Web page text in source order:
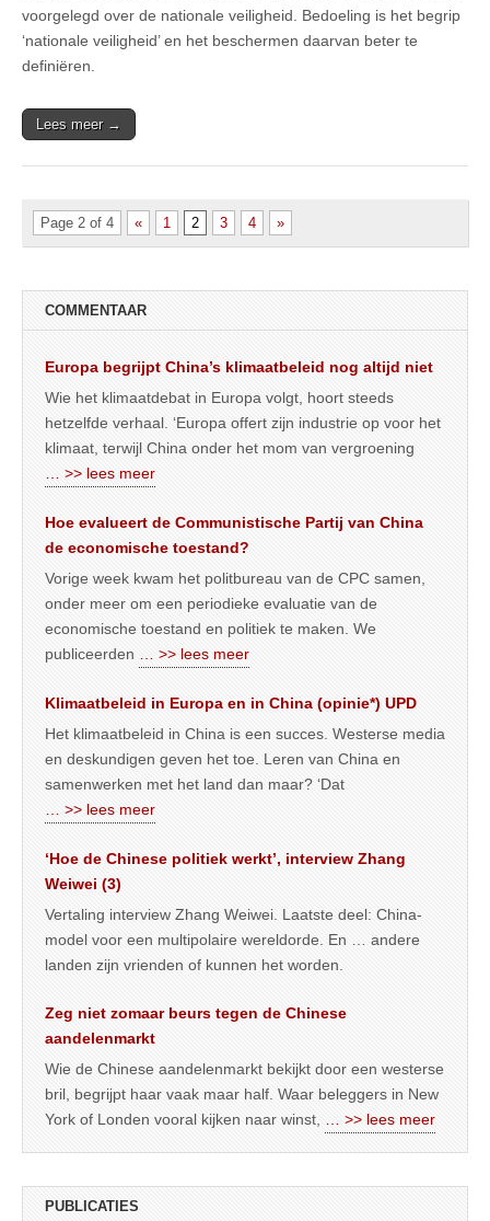
voorgelegd over de nationale veiligheid. Bedoeling is het begrip
‘nationale veiligheid’ en het beschermen daarvan beter te
definiëren.
Lees meer →
Page 2 of 4 « 1 2 3 4 »
COMMENTAAR
Europa begrijpt China’s klimaatbeleid nog altijd niet
Wie het klimaatdebat in Europa volgt, hoort steeds
hetzelfde verhaal. ‘Europa offert zijn industrie op voor het
klimaat, terwijl China onder het mom van vergroening
… >> lees meer
Hoe evalueert de Communistische Partij van China
de economische toestand?
Vorige week kwam het politbureau van de CPC samen,
onder meer om een periodieke evaluatie van de
economische toestand en politiek te maken. We
publiceerden
… >> lees meer
Klimaatbeleid in Europa en in China (opinie*) UPD
Het klimaatbeleid in China is een succes. Westerse media
en deskundigen geven het toe. Leren van China en
samenwerken met het land dan maar? ‘Dat
… >> lees meer
‘Hoe de Chinese politiek werkt’, interview Zhang
Weiwei (3)
Vertaling interview Zhang Weiwei. Laatste deel: China-
model voor een multipolaire wereldorde. En … andere
landen zijn vrienden of kunnen het worden.
Zeg niet zomaar beurs tegen de Chinese
aandelenmarkt
Wie de Chinese aandelenmarkt bekijkt door een westerse
bril, begrijpt haar vaak maar half. Waar beleggers in New
York of Londen vooral kijken naar winst,
… >> lees meer
PUBLICATIES